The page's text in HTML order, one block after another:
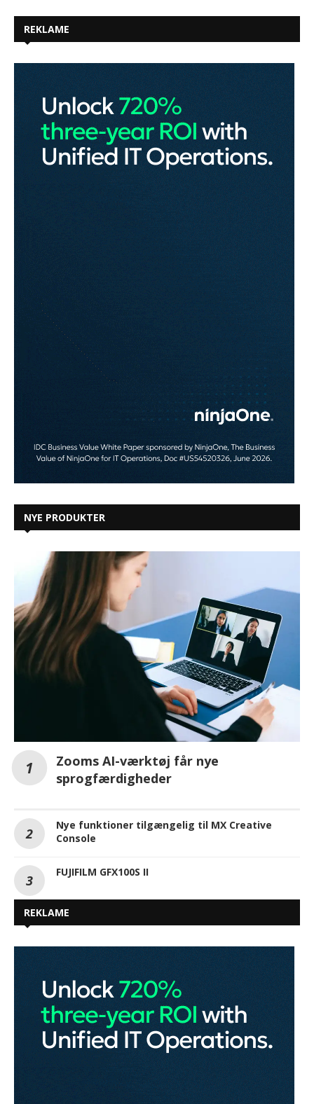
REKLAME
NYE PRODUKTER
Zooms AI-værktøj får nye
sprogfærdigheder
Nye funktioner tilgængelig til MX Creative
Console
FUJIFILM GFX100S II
REKLAME